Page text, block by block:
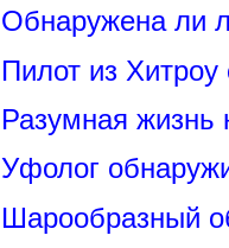
Обнаружена ли
Пилот из
Разумная
Уфолог
Шарообразный